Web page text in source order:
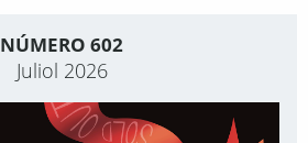
NÚMERO 602
Juliol 2026